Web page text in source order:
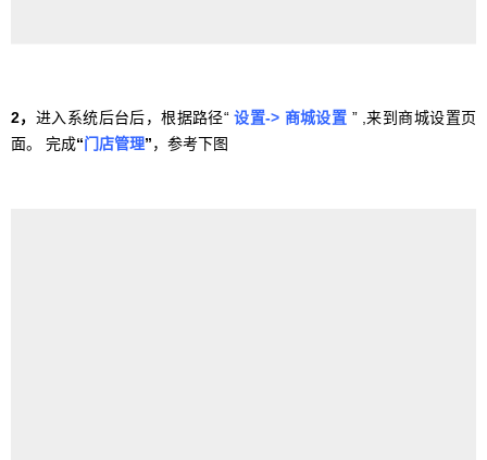
2， 进入系统后台后，根据路径“设置-> 商城设置 ” ,来到商城设置页
面。 完成“门店管理”，参考下图